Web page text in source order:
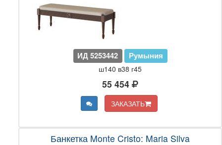
ИД 5253442 Румыния
ш140 в38 г45
55 454
ЗАКАЗАТЬ
Банкетка Monte Cristo: Maria Silva